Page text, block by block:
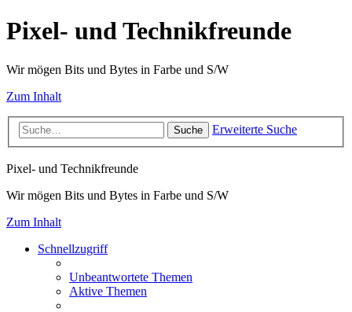
Pixel- und Technikfreunde
Wir mögen Bits und Bytes in Farbe und S/W
Zum Inhalt
Suche Erweiterte Suche
Pixel- und Technikfreunde
Wir mögen Bits und Bytes in Farbe und S/W
Zum Inhalt
Schnellzugriff
Unbeantwortete Themen
Aktive Themen